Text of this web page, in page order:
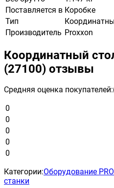
Поставляется в Коробке
Тип
Производитель Proxxon
Координатный
(27100) отзывы
Средняя оценка покупателей:
0
0
0
0
0
Категории:Оборудование
станки